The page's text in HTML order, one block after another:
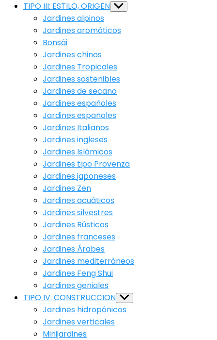
TIPO III: ESTILO, ORIGEN Show
sub
Jardines alpinos
Jardines aromáticos
Bonsái
Jardines chinos
Jardines Tropicales
Jardines sostenibles
Jardines de secano
Jardines españoles
Jardines españoles
Jardines Italianos
Jardines ingleses
Jardines Islámicos
Jardines tipo Provenza
Jardines japoneses
Jardines Zen
Jardines acuáticos
Jardines silvestres
Jardines Rústicos
Jardines franceses
Jardines Árabes
Jardines mediterráneos
Jardines Feng Shui
Jardines geniales
TIPO IV: CONSTRUCCION Show
sub
menu
Jardines hidropónicos
Jardines verticales
Minijardines